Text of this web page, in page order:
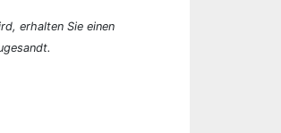
erhalten Sie einen